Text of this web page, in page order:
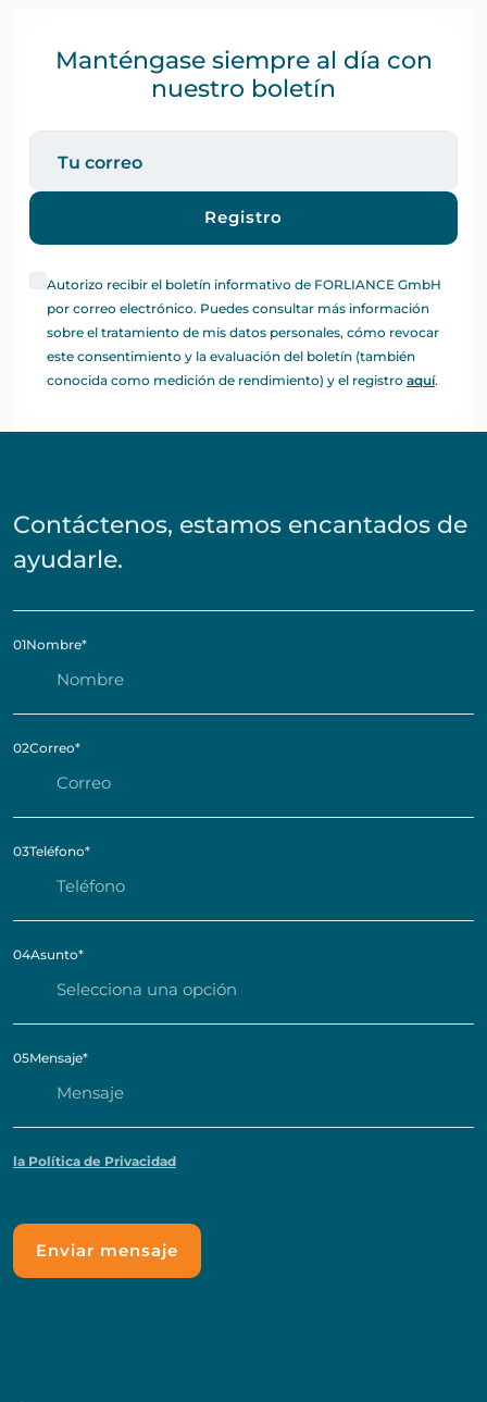
Manténgase siempre al día con
nuestro boletín
Registro
Autorizo recibir el boletín informativo de FORLIANCE GmbH
por correo electrónico. Puedes consultar más información
sobre el tratamiento de mis datos personales, cómo revocar
este consentimiento y la evaluación del boletín (también
conocida como medición de rendimiento) y el registro aquí.
Contáctenos, estamos encantados de
ayudarle.
01Nombre*
02Correo*
03Teléfono*
04Asunto*
05Mensaje*
la Política de Privacidad